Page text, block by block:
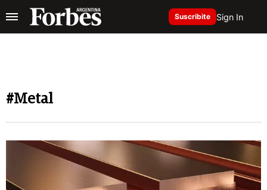
Suscribite Sign In
#Metal